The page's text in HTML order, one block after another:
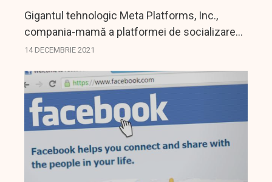
Gigantul tehnologic Meta Platforms, Inc.,
compania-mamă a platformei de socializare
Facebook, ar fi în spatele unei tranzacții de 60
activele mărcii...
14 DECEMBRIE 2021